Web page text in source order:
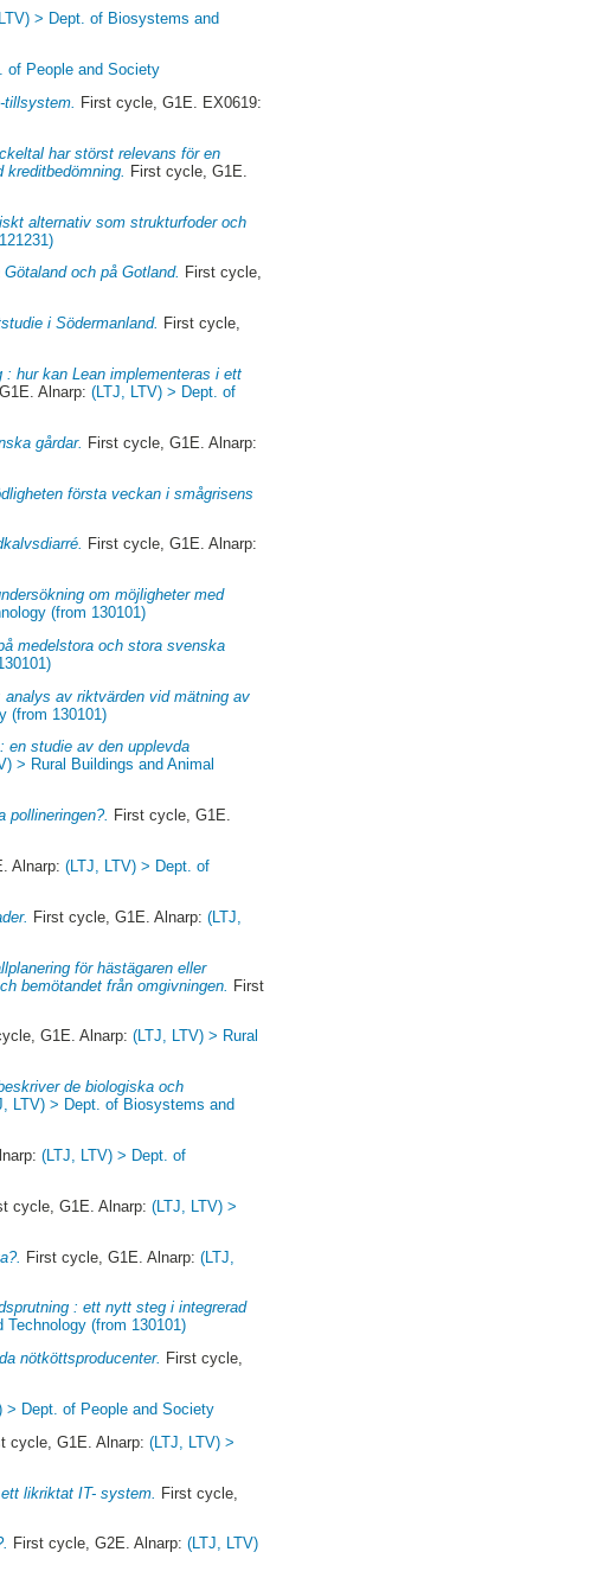
> Dept. of Biosystems and
of People and Society
First cycle, G1E. EX0619:
har störst relevans för en
First cycle, G1E.
alternativ som strukturfoder och
och på Gotland. First cycle,
i Södermanland. First cycle,
hur kan Lean implementeras i ett
Alnarp:(LTJ, LTV) > Dept. of
gårdar. First cycle, G1E. Alnarp:
första veckan i smågrisens
First cycle, G1E. Alnarp:
om möjligheter med
(from 130101)
medelstora och stora svenska
av riktvärden vid mätning av
(from 130101)
en studie av den upplevda
> Rural Buildings and Animal
pollineringen?. First cycle, G1E.
Alnarp:(LTJ, LTV) > Dept. of
First cycle, G1E. Alnarp:(LTJ,
för hästägaren eller
bemötandet från omgivningen. First
G1E. Alnarp:(LTJ, LTV) > Rural
de biologiska och
LTV) > Dept. of Biosystems and
(LTJ, LTV) > Dept. of
cycle, G1E. Alnarp:(LTJ, LTV) >
First cycle, G1E. Alnarp:(LTJ,
: ett nytt steg i integrerad
(from 130101)
nötköttsproducenter. First cycle,
> Dept. of People and Society
cycle, G1E. Alnarp:(LTJ, LTV) >
likriktat IT- system. First cycle,
First cycle, G2E. Alnarp:(LTJ, LTV)